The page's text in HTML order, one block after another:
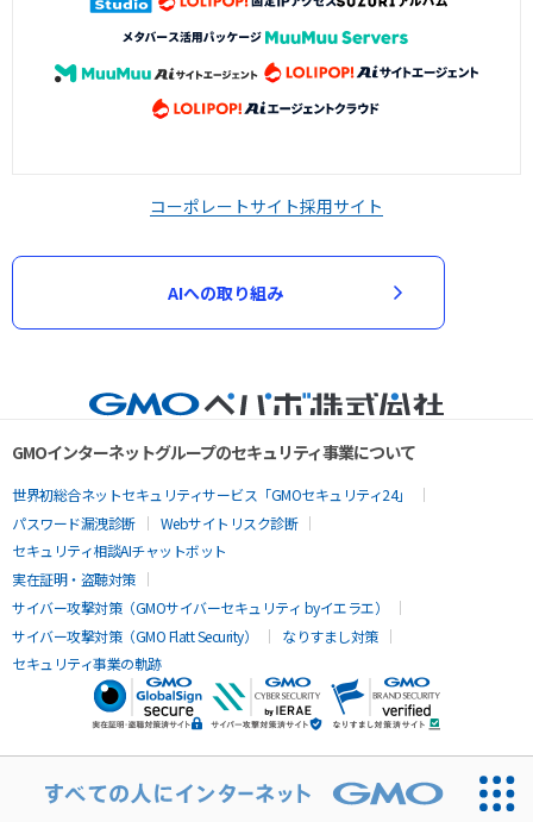
コーポレートサイト採用サイト
AIへの取り組み
GMOインターネットグループのセキュリティ事業について
世界初総合ネットセキュリティサービス「GMOセキュリティ24」
パスワード漏洩診断
Webサイトリスク診断
セキュリティ相談AIチャットボット
実在証明・盗聴対策
サイバー攻撃対策（GMOサイバーセキュリティ byイエラエ）
サイバー攻撃対策（GMO Flatt Security）
なりすまし対策
セキュリティ事業の軌跡